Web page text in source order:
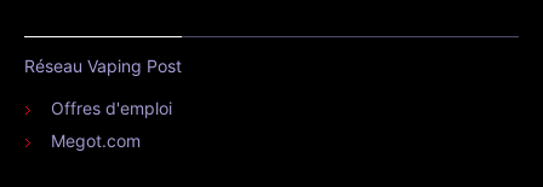
Réseau Vaping Post
Offres d'emploi
Megot.com